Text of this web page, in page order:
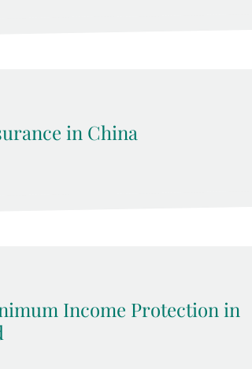
in China
Income Protection in